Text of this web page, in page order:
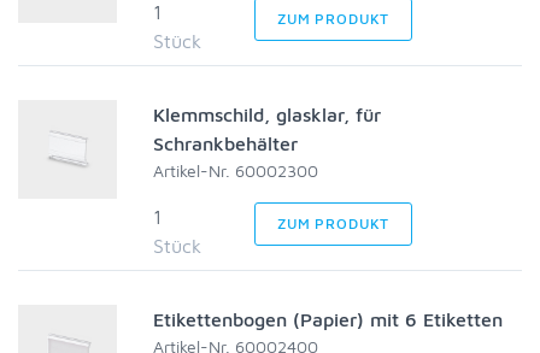
1
Stück
ZUM PRODUKT
Klemmschild, glasklar, für
Schrankbehälter
Artikel-Nr. 60002300
1
Stück
ZUM PRODUKT
Etikettenbogen (Papier) mit 6 Etiketten
Artikel-Nr. 60002400